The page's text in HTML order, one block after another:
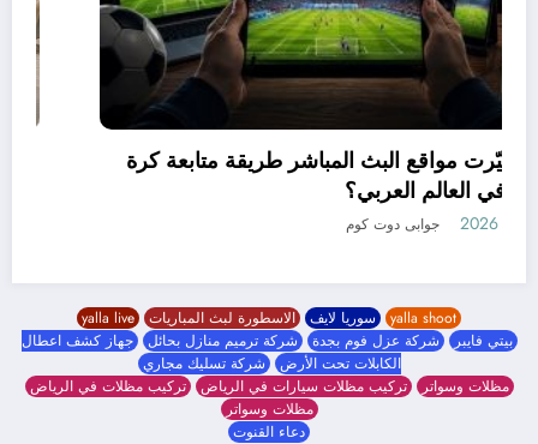
كيف غيّرت مواقع البث المباشر طريقة متابعة كرة
القدم في العالم العربي؟
19 مايو، 2026 جوابى دوت كوم
yalla shoot سوريا لايف الاسطورة لبث المباريات yalla live
بيتي فايبر شركة عزل فوم بجدة شركة ترميم منازل بحائل جهاز كشف اعطال
الكابلات تحت الأرض شركة تسليك مجاري
مظلات وسواتر تركيب مظلات سيارات في الرياض تركيب مظلات في الرياض
مظلات وسواتر
دعاء القنوت